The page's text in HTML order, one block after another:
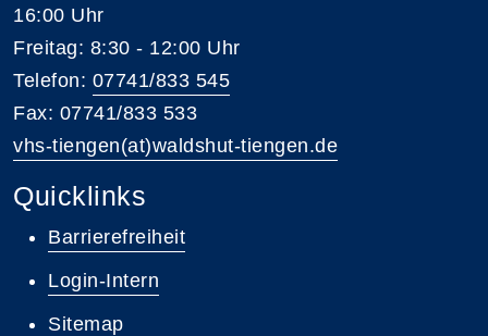
16:00 Uhr
Freitag: 8:30 - 12:00 Uhr
Telefon: 07741/833 545
Fax: 07741/833 533
vhs-tiengen(at)waldshut-tiengen.de
Quicklinks
Barrierefreiheit
Login-Intern
Sitemap